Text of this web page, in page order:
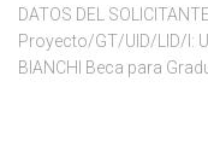
DATOS DEL
Proyecto/GT/UID/LID/I:
BIANCHI Beca para